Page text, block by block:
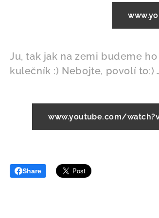
Ju, tak jak na zemi budeme
kulečník :) Nebojte, povolí to:)
www.youtube.com/
Share